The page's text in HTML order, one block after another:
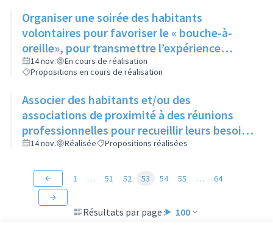
Organiser une soirée des habitants
volontaires pour favoriser le « bouche-à-
oreille», pour transmettre l’expérience
acquise et pour mobiliser de nouvelles
recrues (médiateur)
14 nov.
En cours de réalisation
Propositions en cours de réalisation
Associer des habitants et/ou des
associations de proximité à des réunions
professionnelles pour recueillir leurs besoins
et idées pour imaginer de nouvelles actions
14 nov. Réalisée Propositions réalisées
Résultats par page : 100
1 … 51 52 53 54 55 … 64